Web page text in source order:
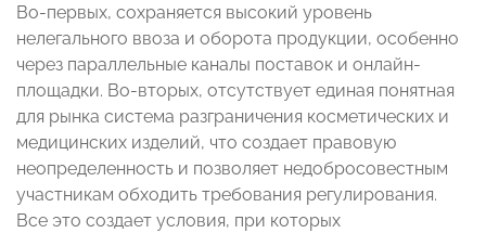
Во-первых, сохраняется высокий уровень
нелегального ввоза и оборота продукции, особенно
через параллельные каналы поставок и онлайн-
площадки. Во-вторых, отсутствует единая понятная
для рынка система разграничения косметических и
медицинских изделий, что создает правовую
неопределенность и позволяет недобросовестным
участникам обходить требования регулирования.
Все это создает условия, при которых